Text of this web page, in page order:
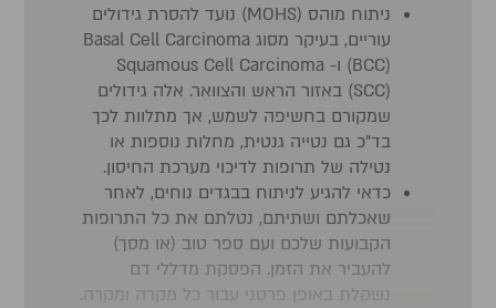
ניתוח מוהס (MOHS) נועד להסרת גידולים
עוריים, בעיקר מסוג Basal Cell Carcinoma
(BCC) ו- Squamous Cell Carcinoma
(SCC) באזור הראש והצוואר. אלה גידולים
שמקורם בחשיפה לשמש, אך מתלוות לכך
בד"כ גם נטייה גנטית, מחלות נוספות או
נטילה של תרופות לדיכוי מערכת החיסון.
כדאי להגיע לניתוח בבגדים נוחים, לאחר
שאכלתם ושתיתם, נטלתם את כל התרופות
הקבועות שלכם ועם ספר טוב (או מסך)
להעביר את הזמן. הפסקת מדללי דם
נשקלת באופן פרטני עבור כל מקרה ומקרה.